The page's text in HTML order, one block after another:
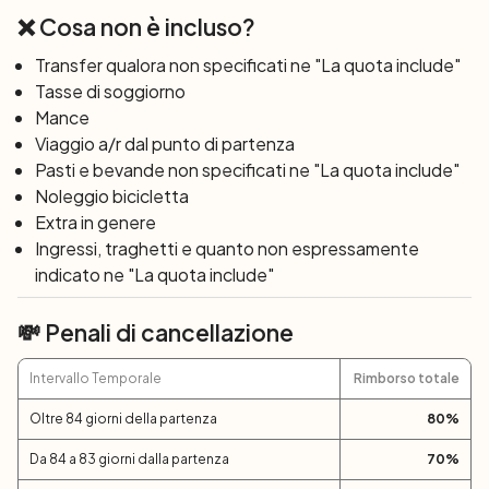
| giro in nave Szentendre-Budapest
I ripidi pendii montuosi incorniciano il meraviglioso
paesaggio dell’Ansa del Danubio, fino all’isola di
Szentendre. Potrete saperne di più sull’architettura
ungherese in un vicino museo a cielo aperto. Viaggerete
poi in bici e in barca fino a Budapest (incluso).
Giorno 8: Budapest
Dopo colazione, termine dei servizi. Consigliamo di
godetevi questa giornata nella metropoli di Budapest e
poi, se lo desiderate, potrete tornare a Vienna in
autobus: partenze con l’autobus di linea ogni 2 ore su
prima dell’arrivo. Durata del viaggio ca. 3 ore. Su richiesta
l’autobus si ferma anche all’aeroporto internazionale di
Vienna.
❌ Cosa non è incluso?
Transfer qualora non specificati ne "La quota include"
Tasse di soggiorno
Mance
Viaggio a/r dal punto di partenza
Pasti e bevande non specificati ne "La quota include"
Noleggio bicicletta
Extra in genere
Ingressi, traghetti e quanto non espressamente
indicato ne "La quota include"
💸 Penali di cancellazione
Intervallo Temporale Rimborso totale
Oltre 84 giorni della partenza 80%
Da 84 a 83 giorni dalla partenza 70%